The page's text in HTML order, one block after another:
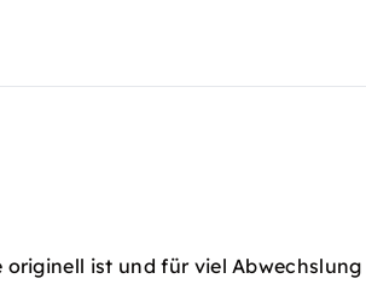
ist und für viel